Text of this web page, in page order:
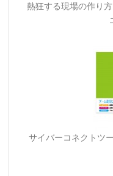
熱狂する現場の作り
サイバーコネクトツ